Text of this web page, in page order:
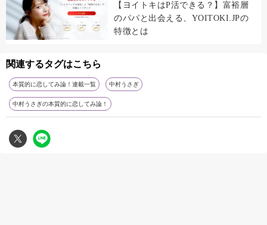
【ヨイトキはP活できる？】富裕層
のパパと出会える、YOITOKI.JPの
特徴とは
関連するタグはこちら
本質的に恋してみ論！連載一覧 中村うさぎ
中村うさぎの本質的に恋してみ論！